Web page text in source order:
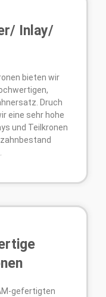
Inlay/
bieten wir
Druch
eine sehr hohe
und Teilkronen
gefertigten